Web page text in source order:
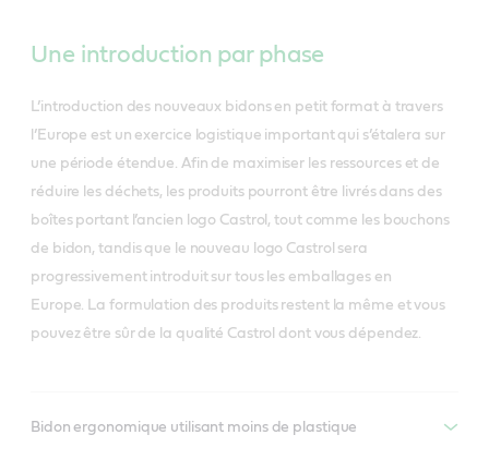
Une introduction par phase
L’introduction des nouveaux bidons en petit format à travers
l’Europe est un exercice logistique important qui s’étalera sur
une période étendue. Afin de maximiser les ressources et de
réduire les déchets, les produits pourront être livrés dans des
boîtes portant l’ancien logo Castrol, tout comme les bouchons
de bidon, tandis que le nouveau logo Castrol sera
progressivement introduit sur tous les emballages en
Europe. La formulation des produits restent la même et vous
pouvez être sûr de la qualité Castrol dont vous dépendez.
Bidon ergonomique utilisant moins de plastique